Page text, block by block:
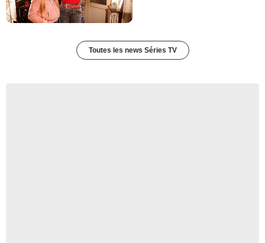
Toutes les news Séries TV